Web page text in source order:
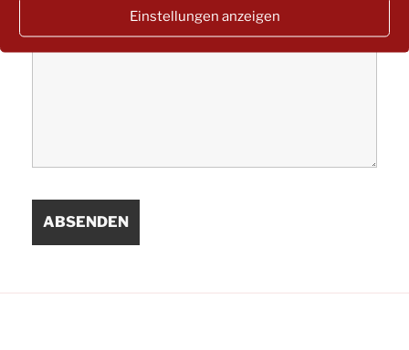
Einstellungen anzeigen